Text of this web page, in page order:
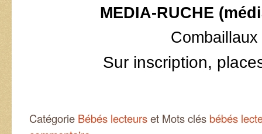
MEDIA-RUCHE
Combaillaux
Sur inscription,
Catégorie Bébés lecteurset Mots clés bébés